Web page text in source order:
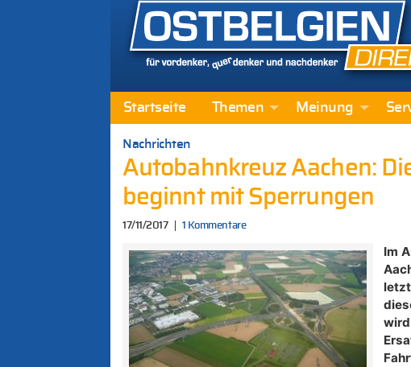
Startseite Themen Meinung
Nachrichten
Autobahnkreuz Aachen:
beginnt mit Sperrungen
17/11/2017 1 Kommentare
Im